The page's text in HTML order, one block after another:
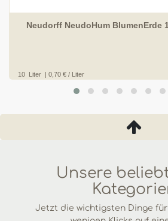
Neudorff NeudoHum BlumenErde
10 Liter | 0,70 € / Liter
Unsere
Jetzt die wichtigsten Dinge für